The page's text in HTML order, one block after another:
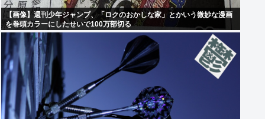
【画像】週刊少年ジャンプ、「ロクのおかしな家」とかいう微妙な漫画
を巻頭カラーにしたせいで100万部切る